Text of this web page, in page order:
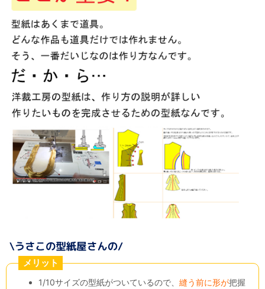
メリット
1/10サイズの型紙がついているので、縫う前に形が把握